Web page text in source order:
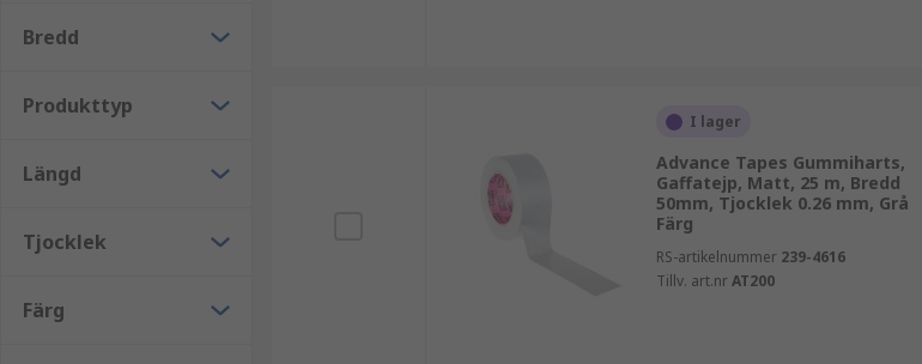
Bredd
Produkttyp
Längd
Tjocklek
Färg
I lager
Advance Tapes Gummiharts,
Gaffatejp, Matt, 25 m, Bredd
50mm, Tjocklek 0.26 mm, Grå
Färg
RS-artikelnummer 239-4616
Tillv. art.nrAT200